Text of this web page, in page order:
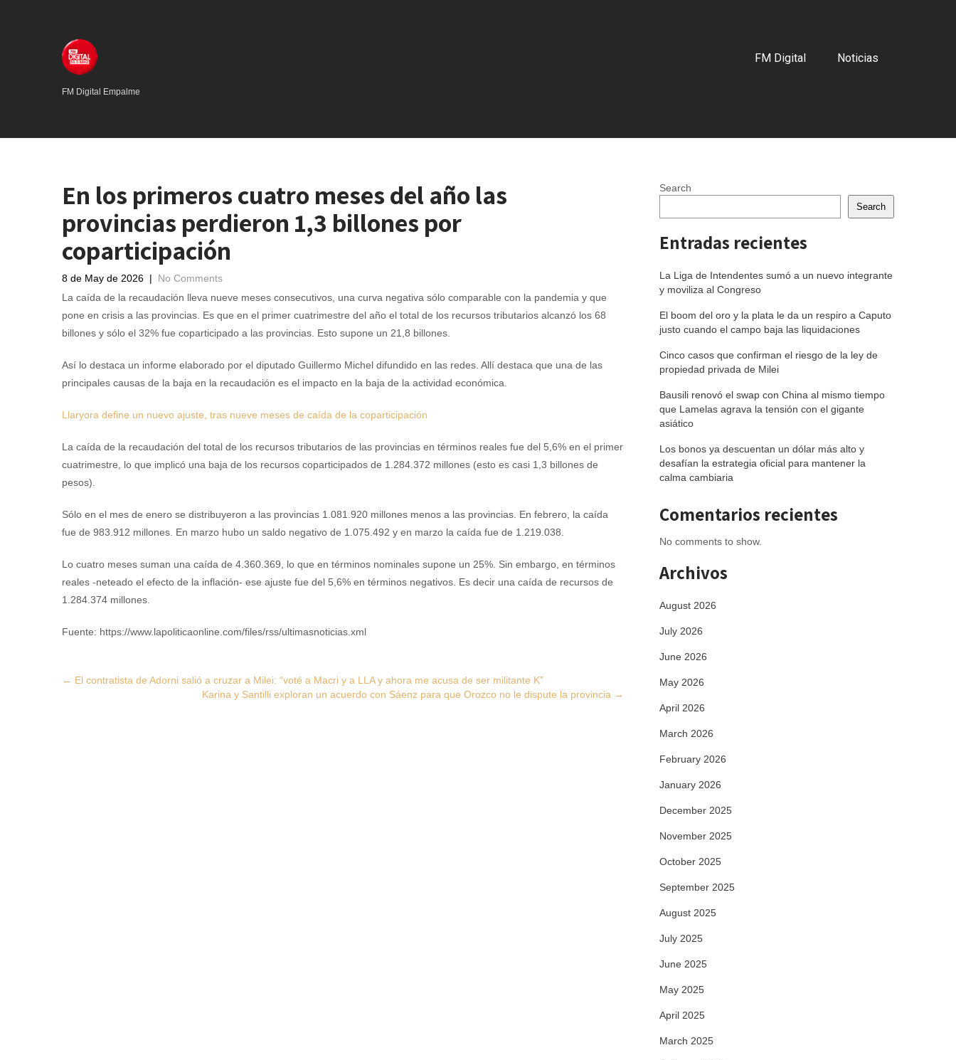
FM Digital Empalme
FM Digital Noticias
En los primeros cuatro meses del año las
provincias perdieron 1,3 billones por
coparticipación
8 de May de 2026 | No Comments
La caída de la recaudación lleva nueve meses consecutivos, una curva negativa sólo comparable con la pandemia y que
pone en crisis a las provincias. Es que en el primer cuatrimestre del año el total de los recursos tributarios alcanzó los 68
billones y sólo el 32% fue coparticipado a las provincias. Esto supone un 21,8 billones.
Así lo destaca un informe elaborado por el diputado Guillermo Michel difundido en las redes. Allí destaca que una de las
principales causas de la baja en la recaudación es el impacto en la baja de la actividad económica.
Llaryora define un nuevo ajuste, tras nueve meses de caída de la coparticipación
La caída de la recaudación del total de los recursos tributarios de las provincias en términos reales fue del 5,6% en el primer
cuatrimestre, lo que implicó una baja de los recursos coparticipados de 1.284.372 millones (esto es casi 1,3 billones de
pesos).
Sólo en el mes de enero se distribuyeron a las provincias 1.081.920 millones menos a las provincias. En febrero, la caída
fue de 983.912 millones. En marzo hubo un saldo negativo de 1.075.492 y en marzo la caída fue de 1.219.038.
Lo cuatro meses suman una caída de 4.360.369, lo que en términos nominales supone un 25%. Sin embargo, en términos
reales -neteado el efecto de la inflación- ese ajuste fue del 5,6% en términos negativos. Es decir una caída de recursos de
1.284.374 millones.
Fuente: https://www.lapoliticaonline.com/files/rss/ultimasnoticias.xml
Post
← El contratista de Adorni salió a cruzar a Milei: “voté a Macri y a LLA y ahora me acusa de ser militante K”
Karina y Santilli exploran un acuerdo con Sáenz para que Orozco no le dispute la provincia →
Search
Search
Entradas recientes
La Liga de Intendentes sumó a un nuevo integrante
y moviliza al Congreso
El boom del oro y la plata le da un respiro a Caputo
justo cuando el campo baja las liquidaciones
Cinco casos que confirman el riesgo de la ley de
propiedad privada de Milei
Bausili renovó el swap con China al mismo tiempo
que Lamelas agrava la tensión con el gigante
asiático
Los bonos ya descuentan un dólar más alto y
desafían la estrategia oficial para mantener la
calma cambiaria
Comentarios recientes
No comments to show.
Archivos
August 2026
July 2026
June 2026
May 2026
April 2026
March 2026
February 2026
January 2026
December 2025
November 2025
October 2025
September 2025
August 2025
July 2025
June 2025
May 2025
April 2025
March 2025